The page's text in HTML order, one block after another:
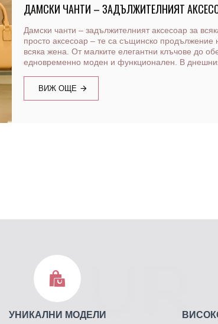
ДАМСКИ ЧАНТИ – ЗАДЪЛЖИТЕЛНИЯТ
Дамски чанти – задължителният аксесоар за
просто аксесоар – те са същинско продължение
всяка жена. От малките елегантни клъчове до
едновременно моден и функционален. В
ВИЖ ОЩЕ
УНИКАЛНИ МОДЕЛИ